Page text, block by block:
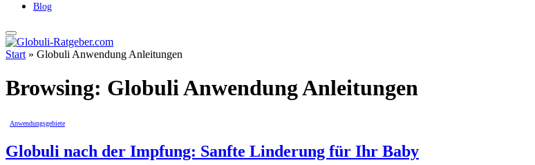
Blog
Start » Globuli Anwendung Anleitungen
Browsing: Globuli Anwendung Anleitungen
Anwendungsgebiete
Globuli nach der Impfung: Sanfte Linderung für Ihr Baby